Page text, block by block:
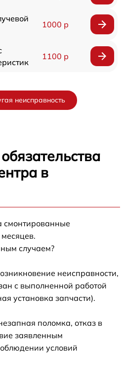
1000 р
1100 р
неисправность
в
смонтированные
случаем?
неисправности,
с выполненной работой
установка запчасти).
поломка, отказ в
заявленным
условий